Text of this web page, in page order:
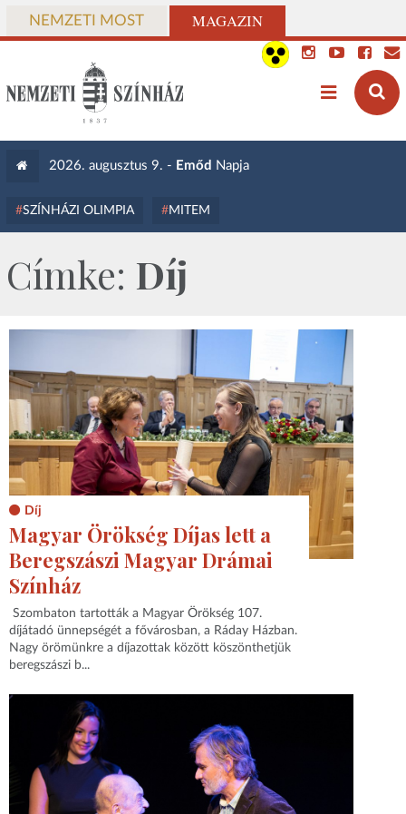
NEMZETI MOST MAGAZIN
2026. augusztus 9. - Emőd Napja
SZÍNHÁZI OLIMPIA MITEM
Címke: Díj
Díj
Magyar Örökség Díjas lett a
Beregszászi Magyar Drámai
Színház
Szombaton tartották a Magyar Örökség 107.
díjátadó ünnepségét a fővárosban, a Ráday Házban.
Nagy örömünkre a díjazottak között köszönthetjük
beregszászi b...